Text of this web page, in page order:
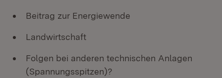
Beitrag zur Energiewende
Landwirtschaft
Folgen bei anderen technischen Anlagen
(Spannungsspitzen)?